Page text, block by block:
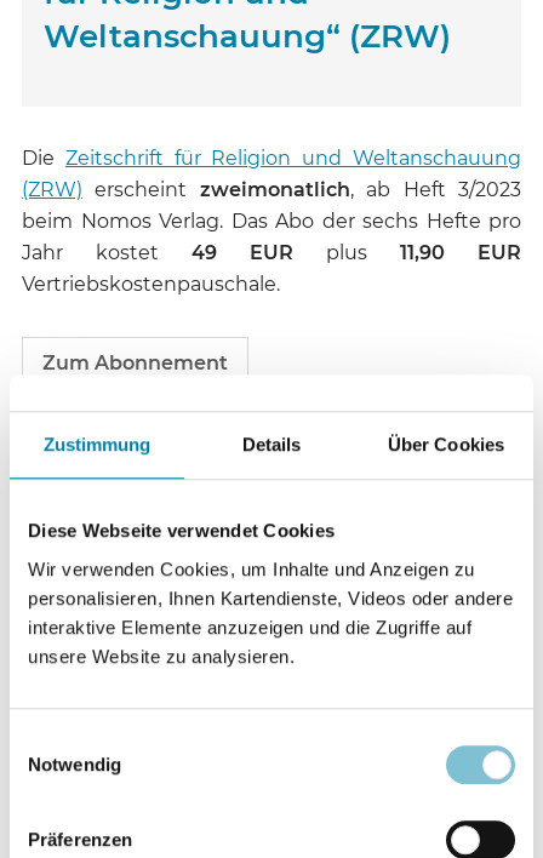
Zustimmung Details Über Cookies
Diese Webseite verwendet Cookies
Wir verwenden Cookies, um Inhalte und Anzeigen zu
personalisieren, Ihnen Kartendienste, Videos oder andere
interaktive Elemente anzuzeigen und die Zugriffe auf
unsere Website zu analysieren.
Notwendig
Präferenzen
Weltanschauung“ (ZRW)
Die Zeitschrift für Religion und Weltanschauung
(ZRW) erscheint zweimonatlich, ab Heft 3/2023
beim Nomos Verlag. Das Abo der sechs Hefte pro
Jahr kostet 49 EUR plus 11,90 EUR
Vertriebskostenpauschale.
Zum Abonnement
Anschrift: Zeitschriftenvertrieb Nomos Verlag, Tel.
07221 2104 281, E-Mail:zeitschriften@nomos.de